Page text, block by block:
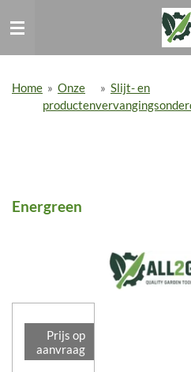
direct
hoofdinhoud
Home » Onze
producten
» Slijt- en
Energreen
Prijs op
aanvraag